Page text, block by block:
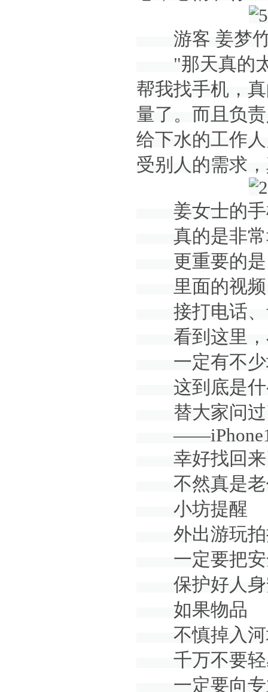
游客 姜梦
"那天真的太
帮我找手机，
量了。而且负
给下水的工作
受别人的需求
姜女士的手
真的是非常
更重要的是
里面的视频
接打电话、
看到这里，
一定有不少
这到底是什
替大家问过
幸好找回来
不然真是老
小坊提醒
外出游玩拍
一定要把安
保护好人身
如果物品
不慎掉入河
千万不要轻
一定要向专